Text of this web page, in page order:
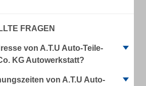
FRAGEN
von A.T.U Auto-Teile-
KG Autowerkstatt?
von A.T.U Auto-